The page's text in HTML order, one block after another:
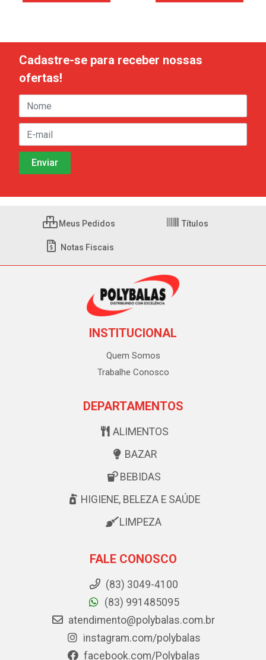
Cadastre-se para receber nossas
ofertas!
Meus Pedidos Títulos
Notas Fiscais
INSTITUCIONAL
Quem Somos
Trabalhe Conosco
DEPARTAMENTOS
ALIMENTOS
BAZAR
BEBIDAS
HIGIENE, BELEZA E SAÚDE
LIMPEZA
FALE CONOSCO
(83) 3049-4100
(83) 991485095
atendimento@polybalas.com.br
instagram.com/polybalas
facebook.com/Polybalas